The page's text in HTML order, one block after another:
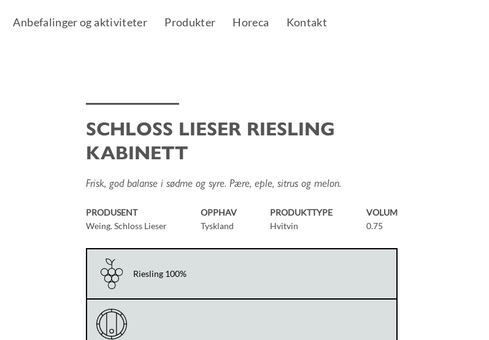
Anbefalinger og aktiviteter Produkter Horeca Kontakt
SCHLOSS LIESER RIESLING
KABINETT
Frisk, god balanse i sødme og syre. Pære, eple, sitrus og melon.
PRODUSENT
Weing. Schloss Lieser
OPPHAV
Tyskland
PRODUKTTYPE
Hvitvin
VOLUM
0.75
Riesling 100%